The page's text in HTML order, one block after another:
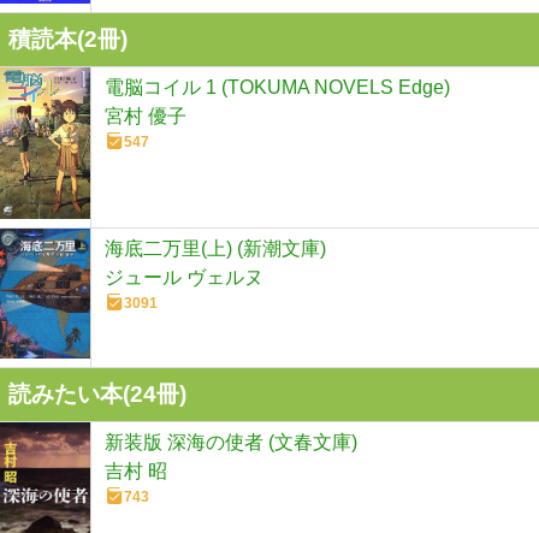
積読本(2冊)
電脳コイル 1 (TOKUMA NOVELS Edge)
宮村 優子
547
海底二万里(上) (新潮文庫)
ジュール ヴェルヌ
3091
読みたい本(24冊)
新装版 深海の使者 (文春文庫)
吉村 昭
743